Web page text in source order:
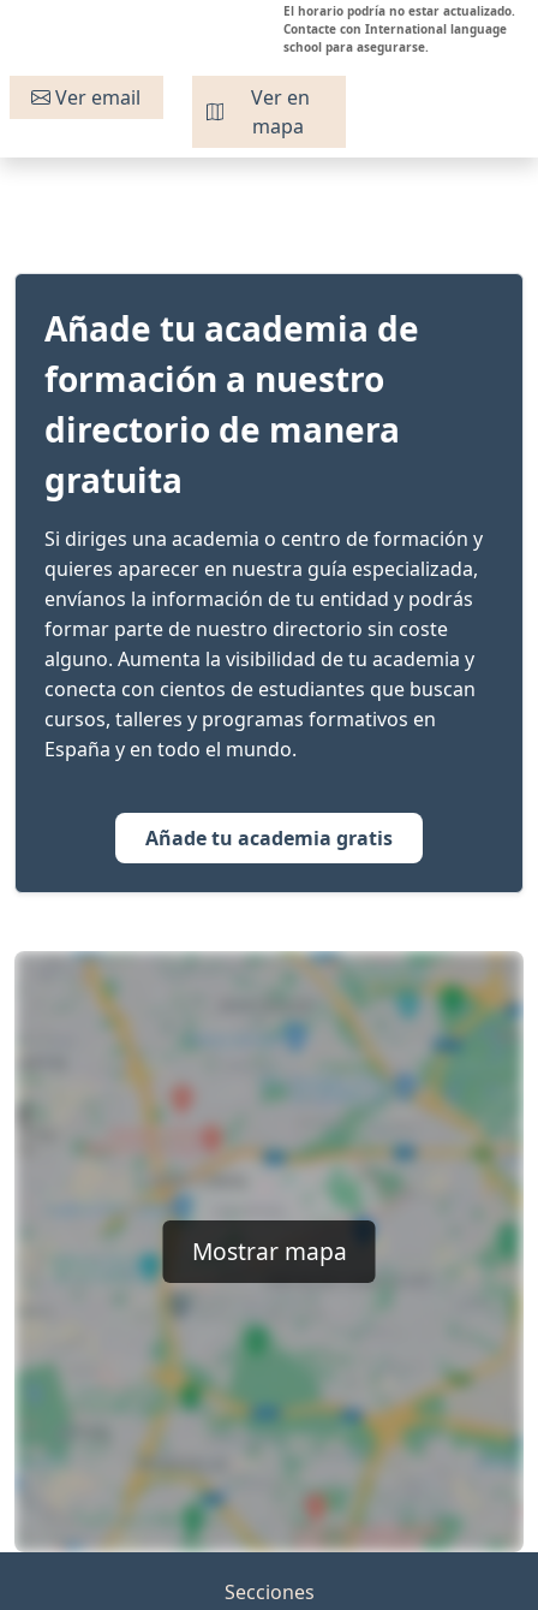
El horario podría no estar actualizado.
Contacte con International language
school para asegurarse.
Ver email
Ver en
mapa
Añade tu academia de
formación a nuestro
directorio de manera
gratuita
Si diriges una academia o centro de formación y
quieres aparecer en nuestra guía especializada,
envíanos la información de tu entidad y podrás
formar parte de nuestro directorio sin coste
alguno. Aumenta la visibilidad de tu academia y
conecta con cientos de estudiantes que buscan
cursos, talleres y programas formativos en
España y en todo el mundo.
Añade tu academia gratis
Mostrar mapa
Secciones